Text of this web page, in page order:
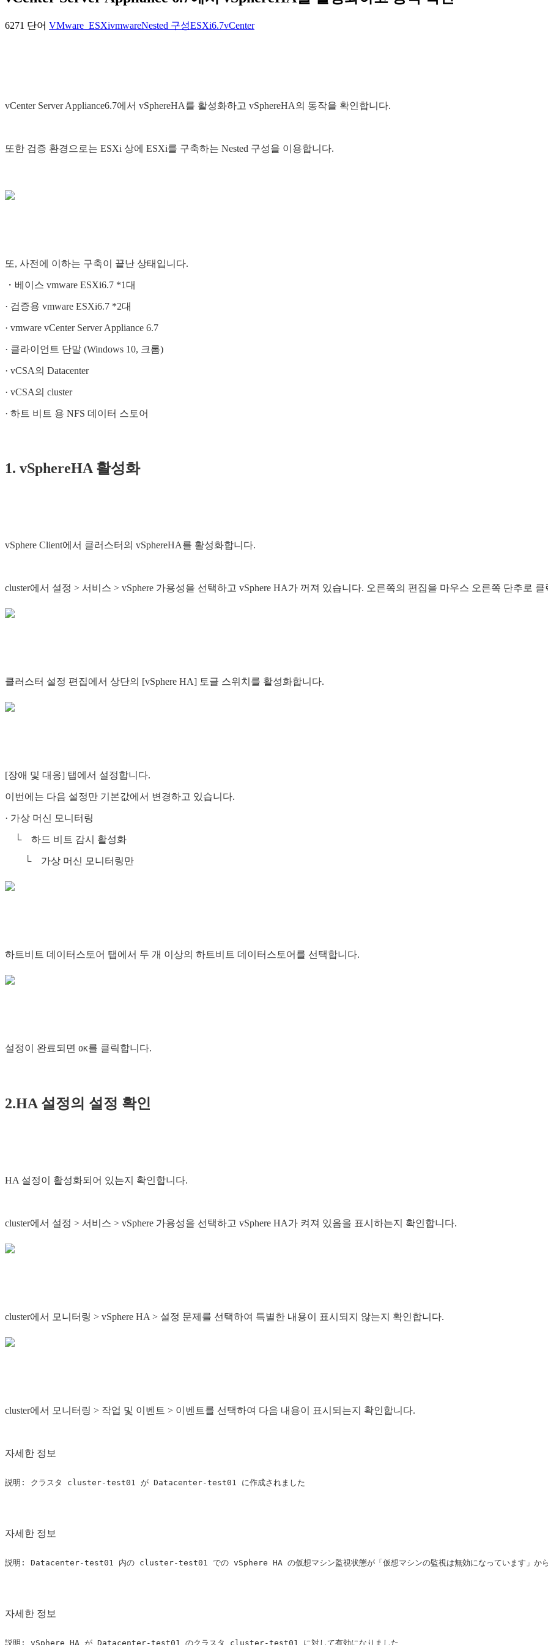
6271 단어 VMware_ESXivmwareNested 구성ESXi6.7vCenter
vCenter Server Appliance6.7에서 vSphereHA를 활성화하고 vSphereHA의 동작을 확인합니다.
또한 검증 환경으로는 ESXi 상에 ESXi를 구축하는 Nested 구성을 이용합니다.
또, 사전에 이하는 구축이 끝난 상태입니다.
・베이스 vmware ESXi6.7 *1대
· 검증용 vmware ESXi6.7 *2대
· vmware vCenter Server Appliance 6.7
· 클라이언트 단말 (Windows 10, 크롬)
· vCSA의 Datacenter
· vCSA의 cluster
· 하트 비트 용 NFS 데이터 스토어
1. vSphereHA 활성화
vSphere Client에서 클러스터의 vSphereHA를 활성화합니다.
cluster에서 설정 > 서비스 > vSphere 가용성을 선택하고 vSphere HA가 꺼져 있습니다. 오른쪽의 편집을 마우스 오른쪽 단추로 클
클러스터 설정 편집에서 상단의 [vSphere HA] 토글 스위치를 활성화합니다.
[장애 및 대응] 탭에서 설정합니다.
이번에는 다음 설정만 기본값에서 변경하고 있습니다.
· 가상 머신 모니터링
└ 하드 비트 감시 활성화
└ 가상 머신 모니터링만
하트비트 데이터스토어 탭에서 두 개 이상의 하트비트 데이터스토어를 선택합니다.
설정이 완료되면 OK를 클릭합니다.
2.HA 설정의 설정 확인
HA 설정이 활성화되어 있는지 확인합니다.
cluster에서 설정 > 서비스 > vSphere 가용성을 선택하고 vSphere HA가 켜져 있음을 표시하는지 확인합니다.
cluster에서 모니터링 > vSphere HA > 설정 문제를 선택하여 특별한 내용이 표시되지 않는지 확인합니다.
cluster에서 모니터링 > 작업 및 이벤트 > 이벤트를 선택하여 다음 내용이 표시되는지 확인합니다.
자세한 정보
자세한 정보
자세한 정보